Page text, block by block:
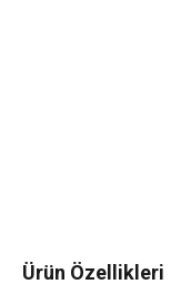
Ürün Özellikleri